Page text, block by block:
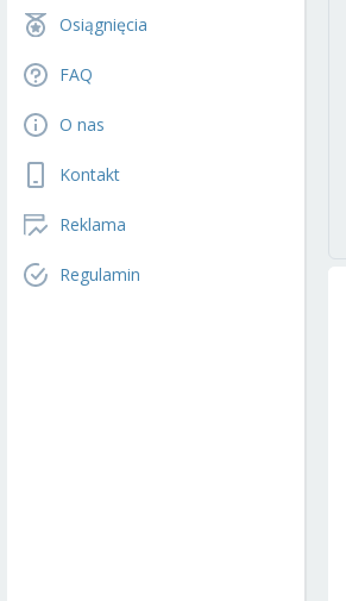
Osiągnięcia
FAQ
O nas
Kontakt
Reklama
Regulamin